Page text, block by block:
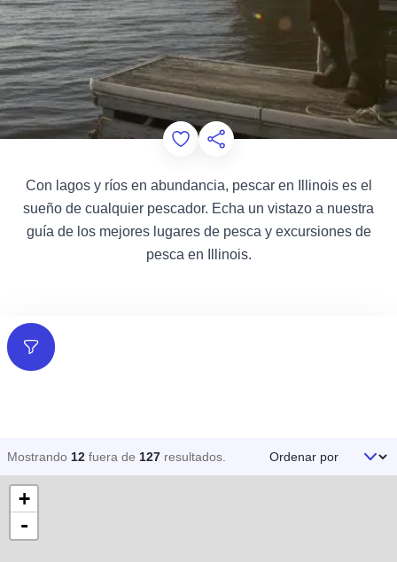
Add to Favorites
Compartir esta página
Con lagos y ríos en abundancia, pescar en Illinois es el
sueño de cualquier pescador. Echa un vistazo a nuestra
guía de los mejores lugares de pesca y excursiones de
pesca en Illinois.
Filtros
Mostrando 12 fuera de 127 resultados Ordenar por
+
-